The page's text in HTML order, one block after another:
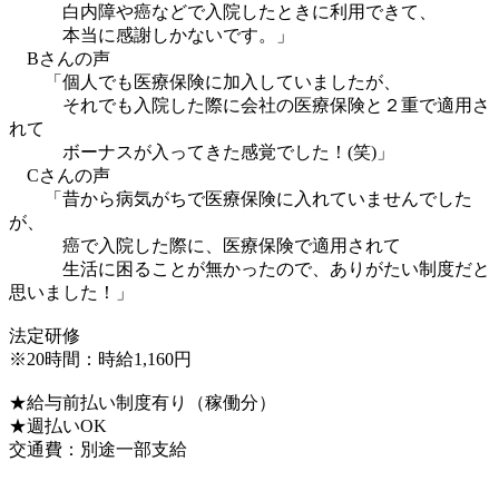
白内障や癌などで入院したときに利用できて、
本当に感謝しかないです。」
Bさんの声
「個人でも医療保険に加入していましたが、
それでも入院した際に会社の医療保険と２重で適用さ
れて
ボーナスが入ってきた感覚でした！(笑)」
Cさんの声
「昔から病気がちで医療保険に入れていませんでした
が、
癌で入院した際に、医療保険で適用されて
生活に困ることが無かったので、ありがたい制度だと
思いました！」
法定研修
※20時間：時給1,160円
★給与前払い制度有り（稼働分）
★週払いOK
交通費：別途一部支給